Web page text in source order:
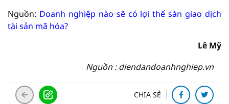
Nguồn: Doanh nghiệp nào sẽ có lợi thế sàn giao dịch
tài sản mã hóa?
Lê Mỹ
Nguồn : diendandoanhnghiep.vn
CHIA SẺ